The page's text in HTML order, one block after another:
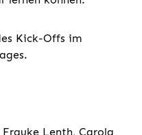
Kick-Offs im
Lenth, Carola